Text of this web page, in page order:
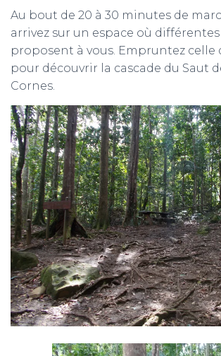
Au bout de 20 à 30 minutes de
arrivez sur un espace où
proposent à vous. Empruntez celle
pour découvrir la cascade du Saut
Cornes.